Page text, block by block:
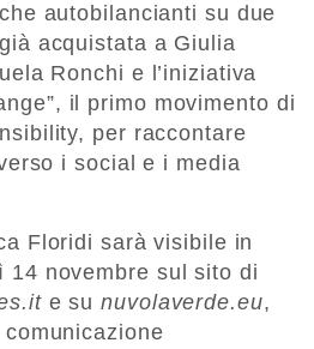
autobilancianti su due
acquistata a Giulia
Ronchi e l’iniziativa
il primo movimento di
per raccontare
i social e i media
Floridi sarà visibile in
14 novembre sul sito di
e sunuvolaverde.eu,